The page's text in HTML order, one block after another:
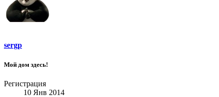
sergp
Мой дом здесь!
Регистрация
10 Янв 2014